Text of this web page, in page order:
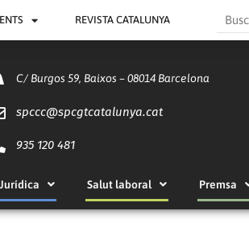
REVISTA CATALUNYA
C/ Burgos 59, Baixos – 08014 Barcelona
spccc@spcgtcatalunya.cat
935 120 481
Jurídica Salut laboral Premsa